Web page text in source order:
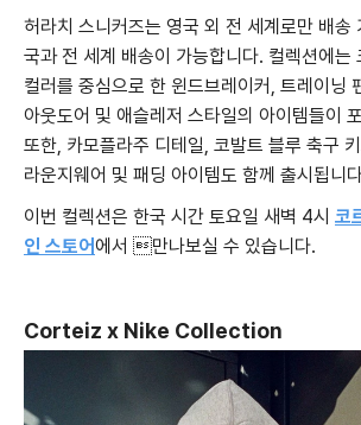
허라치 스니커즈는 영국 외 전 세계로만 배송
국과 전 세계 배송이 가능합니다. 컬렉션에는
컬러를 중심으로 한 윈드브레이커, 트레이닝
아웃도어 및 애슬레저 스타일의 아이템들이
또한, 카모플라주 디테일, 코발트 블루 축구
라운지웨어 및 패딩 아이템도 함께 출시됩니
이번 컬렉션은 한국 시간 토요일 새벽 4시 코
인 스토어에서 만나보실 수 있습니다.
Corteiz x Nike Collection